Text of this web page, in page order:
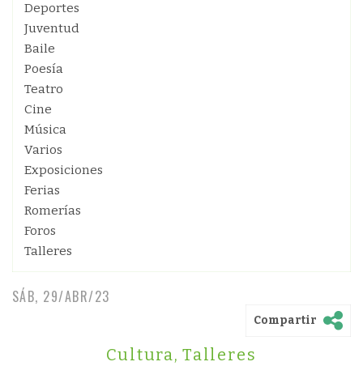
Deportes
Juventud
Baile
Poesía
Teatro
Cine
Música
Varios
Exposiciones
Ferias
Romerías
Foros
Talleres
SÁB, 29/ABR/23
Compartir
Cultura, Talleres